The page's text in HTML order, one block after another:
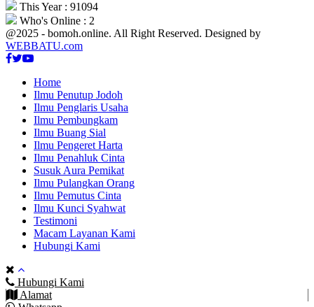
This Year : 91094
Who's Online : 2
@2025 - bomoh.online. All Right Reserved. Designed by
WEBBATU.com
Facebook
Twitter
Youtube
Home
Ilmu Penutup Jodoh
Ilmu Penglaris Usaha
Ilmu Pembungkam
Ilmu Buang Sial
Ilmu Pengeret Harta
Ilmu Penahluk Cinta
Susuk Aura Pemikat
Ilmu Pulangkan Orang
Ilmu Pemutus Cinta
Ilmu Kunci Syahwat
Testimoni
Macam Layanan Kami
Hubungi Kami
Hubungi Kami
Alamat